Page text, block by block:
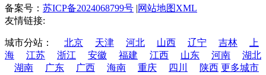
备案号： 苏ICP备2024068799号 |网站地图XML
友情链接:
城市分站： 北京 天津 河北 山西 辽宁 吉林
上
海
江苏 浙江 安徽 福建 江西 山东 河南
湖北
湖南
广东 广西 海南 重庆 四川 陕西 更多城市